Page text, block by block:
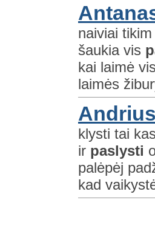
naiviai
šaukia vis
kai laimė
laimės
klysti tai
ir paslysti
palėpėj
kad